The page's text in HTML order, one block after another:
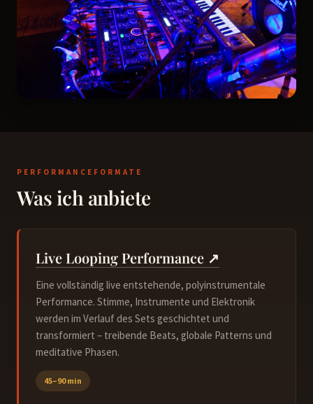
PERFORMANCEFORMATE
Was ich anbiete
Live Looping Performance ↗
Eine vollständig live entstehende, polyinstrumentale
Performance. Stimme, Instrumente und Elektronik
werden im Verlauf des Sets geschichtet und
transformiert – treibende Beats, globale Patterns und
meditative Phasen.
45–90 min